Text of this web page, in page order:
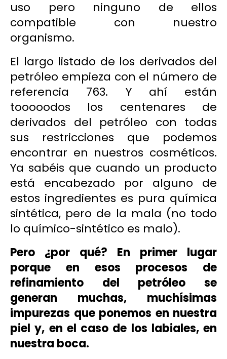
uso pero ninguno de ellos
compatible con nuestro
organismo.
El largo listado de los derivados del
petróleo empieza con el número de
referencia 763. Y ahí están
tooooodos los centenares de
derivados del petróleo con todas
sus restricciones que podemos
encontrar en nuestros cosméticos.
Ya sabéis que cuando un producto
está encabezado por alguno de
estos ingredientes es pura química
sintética, pero de la mala (no todo
lo químico-sintético es malo).
Pero ¿por qué? En primer lugar
porque en esos procesos de
refinamiento del petróleo se
generan muchas, muchísimas
impurezas que ponemos en nuestra
piel y, en el caso de los labiales, en
nuestra boca.